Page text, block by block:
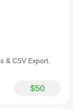
& CSV Export.
$50